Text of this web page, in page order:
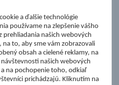
ŽP Informatika s.r.o.
ŠK Železiarne Podbrezová
Tále a.s.
a ďalšie technológie
používame na zlepšenie vášho
prehliadania našich webových
na to, aby sme vám zobrazovali
obsah a cielené reklamy, na
našich webových
na pochopenie toho, odkiaľ
prichádzajú. Kliknutím na